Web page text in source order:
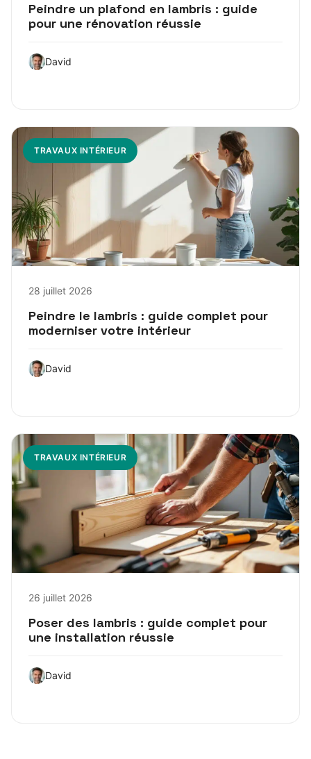
Peindre un plafond en lambris : guide
pour une rénovation réussie
David
TRAVAUX INTÉRIEUR
28 juillet 2026
Peindre le lambris : guide complet pour
moderniser votre intérieur
David
TRAVAUX INTÉRIEUR
26 juillet 2026
Poser des lambris : guide complet pour
une installation réussie
David